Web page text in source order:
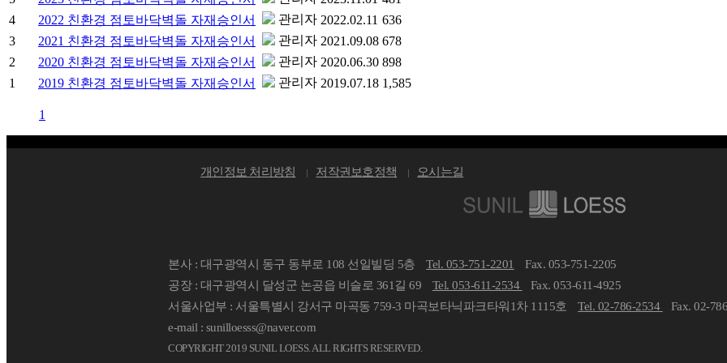
4
2022 친환경 점토바닥벽돌 자재승인서 관리자 2022.02.11 636
3
2021 친환경 점토바닥벽돌 자재승인서 관리자 2021.09.08 678
2
2020 친환경 점토바닥벽돌 자재승인서 관리자 2020.06.30 898
1
2019 친환경 점토바닥벽돌 자재승인서 관리자 2019.07.18 1,585
1
개인정보 처리방침 저작권보호정책 오시는길
본사 : 대구광역시 동구 동부로 108 선일빌딩 5층 Tel. 053-751-2201
Fax. 053-751-2205
공장 : 대구광역시 달성군 논공읍 비슬로 361길 69
Tel. 053-611-2534
Fax. 053-611-4925
서울사업부 : 서울특별시 강서구 마곡동 759-3 마곡보타닉파크타워1차 1115호
Tel. 02-786-2534
Fax. 02-
e-mail : sunilloesss@naver.com
COPYRIGHT 2019 SUNIL LOESS. ALL RIGHTS RESERVED.